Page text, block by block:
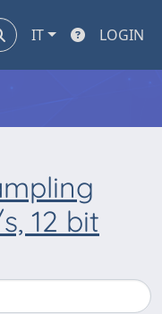
IT LOGIN
12 bit